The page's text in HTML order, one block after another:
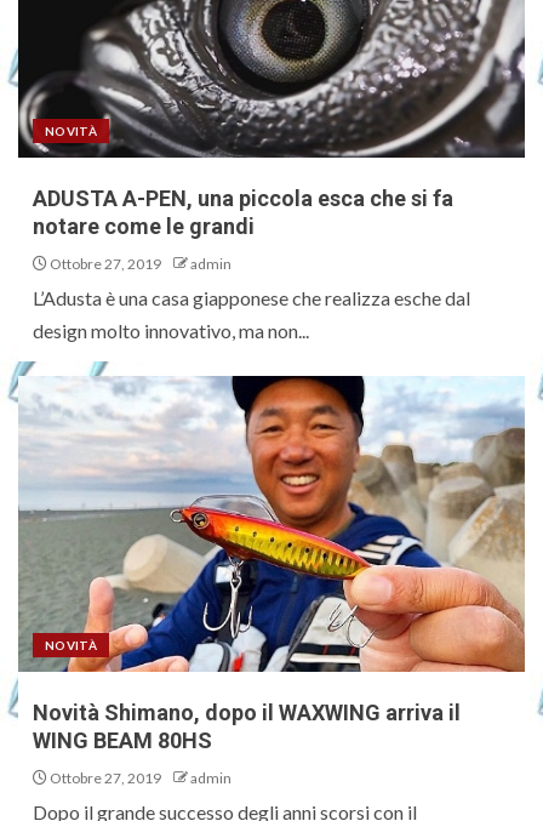
NOVITÀ
ADUSTA A-PEN, una piccola esca che si fa
notare come le grandi
Ottobre 27, 2019 admin
L’Adusta è una casa giapponese che realizza esche dal
design molto innovativo, ma non...
NOVITÀ
Novità Shimano, dopo il WAXWING arriva il
WING BEAM 80HS
Ottobre 27, 2019 admin
Dopo il grande successo degli anni scorsi con il